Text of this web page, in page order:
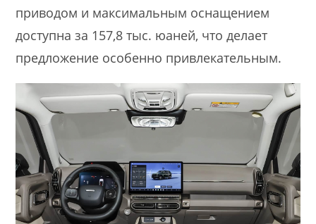
приводом и максимальным оснащением
доступна за 157,8 тыс. юаней, что делает
предложение особенно привлекательным.